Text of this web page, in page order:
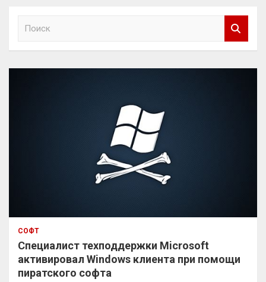
к
СОФТ
Специалист техподдержки Microsoft
активировал Windows клиента при помощи
пиратского софта